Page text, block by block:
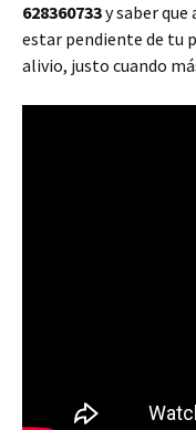
628360733y saber que
estar pendiente de tu
alivio, justo cuando